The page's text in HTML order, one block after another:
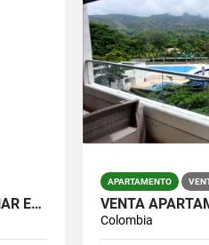
VENDO APARTAMENTO PARA ESTRENAR EN SABANETA SECTOR ALTO LAS FLORES
APARTAMENTO
Colombia